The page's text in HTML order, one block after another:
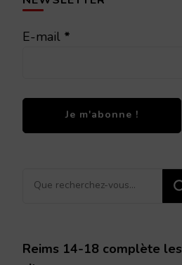
E-mail *
Vous
Reims 14-18 complète les